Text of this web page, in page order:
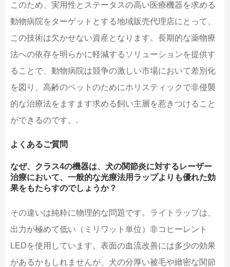
このため、実用性とステータスの高い医療機器を求める
動物病院をターゲットとする地域販売代理店にとって、
この技術は欠かせない資産となります。長期的な薬物療
法への依存を明らかに軽減するソリューションを提供す
ることで、動物病院は競争の激しい市場において差別化
を図り、高齢のペットのためにホリスティックで非侵襲
的な治療法をますます求める飼い主層を惹きつけること
ができるのです。.
よくあるご質問
なぜ、クラス4の機器は、犬の関節炎に対するレーザー
治療において、一般的な光療法用ラップよりも優れた効
果をもたらすのでしょうか？
その違いは純粋に物理的な問題です。ライトラップは、
出力が極めて低い（ミリワット単位）非コヒーレント
LEDを使用しています。表面の血流改善には多少の効果
があるかもしれませんが、犬の分厚い被毛や緻密な関節